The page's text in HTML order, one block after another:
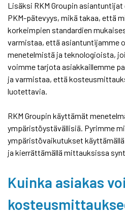
Lisäksi RKM Groupin
PKM-pätevyys, mikä takaa, että
korkeimpien standardien
varmistaa, että asiantuntijamme
menetelmistä ja teknologioista,
voimme tarjota asiakkaillemme
ja varmistaa, että
luotettavia.
RKM Groupin käyttämät
ympäristöystävällisiä. Pyrimme
ympäristövaikutukset
ja kierrättämällä mittauksissa
Kuinka asiakas